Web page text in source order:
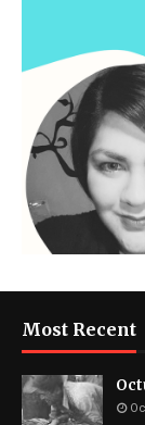
Most Recent